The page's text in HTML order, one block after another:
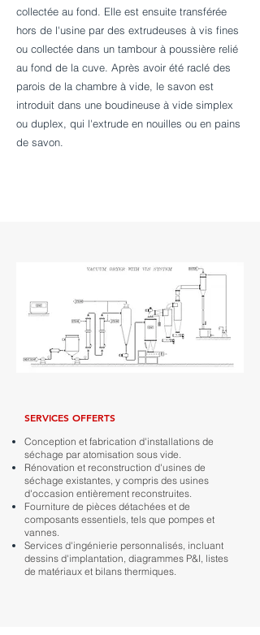
collectée au fond. Elle est ensuite transférée
hors de l'usine par des extrudeuses à vis fines
ou collectée dans un tambour à poussière relié
au fond de la cuve. Après avoir été raclé des
parois de la chambre à vide, le savon est
introduit dans une boudineuse à vide simplex
ou duplex, qui l'extrude en nouilles ou en pains
de savon.
SERVICES OFFERTS
Conception et fabrication d'installations de
séchage par atomisation sous vide.
Rénovation et reconstruction d'usines de
séchage existantes, y compris des usines
d'occasion entièrement reconstruites.
Fourniture de pièces détachées et de
composants essentiels, tels que pompes et
vannes.
Services d'ingénierie personnalisés, incluant
dessins d'implantation, diagrammes P&I, listes
de matériaux et bilans thermiques.